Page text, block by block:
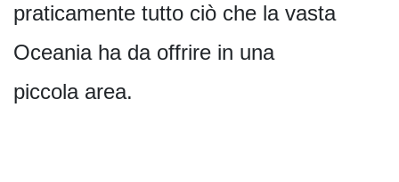
praticamente tutto ciò che la vasta
Oceania ha da offrire in una
piccola area.